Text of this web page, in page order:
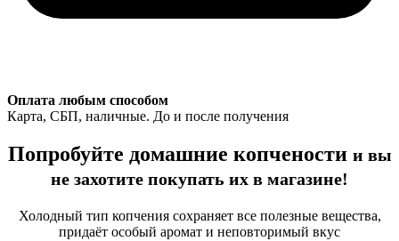
Оплата любым способом
Карта, СБП, наличные. До и после получения
Попробуйте домашние копчености и вы
не захотите покупать их в магазине!
Холодный тип копчения сохраняет все полезные вещества,
придаёт особый аромат и неповторимый вкус